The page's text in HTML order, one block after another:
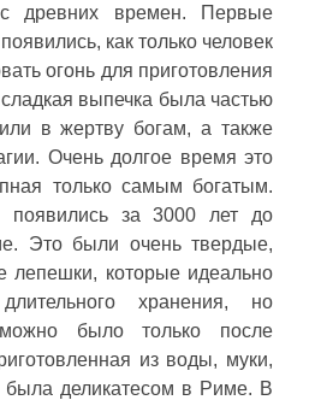
древних времен. Первые
как только человек
огонь для приготовления
выпечка была частью
в жертву богам, а также
Очень долгое время это
только самым богатым.
появились за 3000 лет до
Это были очень твердые,
лепешки, которые идеально
хранения, но
было только после
из воды, муки,
деликатесом в Риме. В